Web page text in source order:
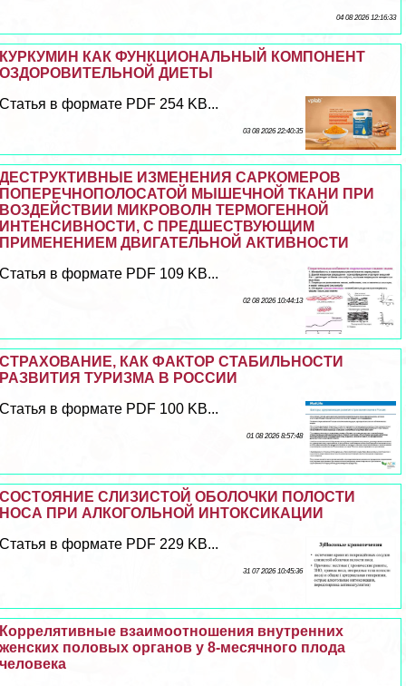
04 08 2026 12:16:33
КУРКУМИН КАК ФУНКЦИОНАЛЬНЫЙ КОМПОНЕНТ
ОЗДОРОВИТЕЛЬНОЙ ДИЕТЫ
Статья в формате PDF 254 KB...
03 08 2026 22:40:35
ДЕСТРУКТИВНЫЕ ИЗМЕНЕНИЯ САРКОМЕРОВ
ПОПЕРЕЧНОПОЛОСАТОЙ МЫШЕЧНОЙ ТКАНИ ПРИ
ВОЗДЕЙСТВИИ МИКРОВОЛН ТЕРМОГЕННОЙ
ИНТЕНСИВНОСТИ, С ПРЕДШЕСТВУЮЩИМ
ПРИМЕНЕНИЕМ ДВИГАТЕЛЬНОЙ АКТИВНОСТИ
Статья в формате PDF 109 KB...
02 08 2026 10:44:13
СТРАХОВАНИЕ, КАК ФАКТОР СТАБИЛЬНОСТИ
РАЗВИТИЯ ТУРИЗМА В РОССИИ
Статья в формате PDF 100 KB...
01 08 2026 8:57:48
СОСТОЯНИЕ СЛИЗИСТОЙ ОБОЛОЧКИ ПОЛОСТИ
НОСА ПРИ АЛКОГОЛЬНОЙ ИНТОКСИКАЦИИ
Статья в формате PDF 229 KB...
31 07 2026 10:45:36
Коррелятивные взаимоотношения внутренних
женских пoлoвых органов у 8-мecячного плода
человека